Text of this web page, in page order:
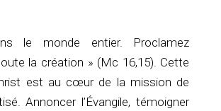
le monde entier. Proclamez
la création » (Mc 16,15). Cette
est au cœur de la mission de
Annoncer l’Évangile, témoigner